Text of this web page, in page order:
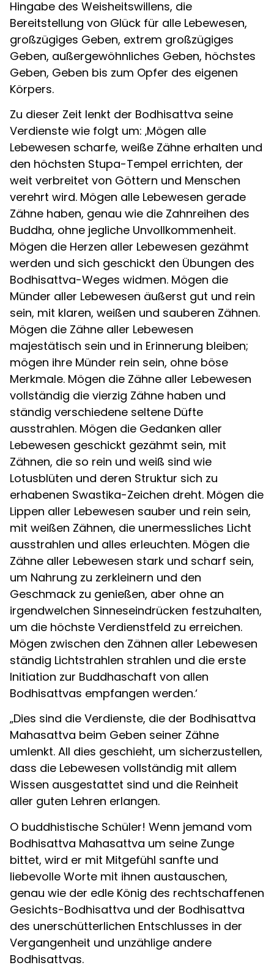
Hingabe des Weisheitswillens, die
Bereitstellung von Glück für alle Lebewesen,
großzügiges Geben, extrem großzügiges
Geben, außergewöhnliches Geben, höchstes
Geben, Geben bis zum Opfer des eigenen
Körpers.
Zu dieser Zeit lenkt der Bodhisattva seine
Verdienste wie folgt um: ‚Mögen alle
Lebewesen scharfe, weiße Zähne erhalten und
den höchsten Stupa-Tempel errichten, der
weit verbreitet von Göttern und Menschen
verehrt wird. Mögen alle Lebewesen gerade
Zähne haben, genau wie die Zahnreihen des
Buddha, ohne jegliche Unvollkommenheit.
Mögen die Herzen aller Lebewesen gezähmt
werden und sich geschickt den Übungen des
Bodhisattva-Weges widmen. Mögen die
Münder aller Lebewesen äußerst gut und rein
sein, mit klaren, weißen und sauberen Zähnen.
Mögen die Zähne aller Lebewesen
majestätisch sein und in Erinnerung bleiben;
mögen ihre Münder rein sein, ohne böse
Merkmale. Mögen die Zähne aller Lebewesen
vollständig die vierzig Zähne haben und
ständig verschiedene seltene Düfte
ausstrahlen. Mögen die Gedanken aller
Lebewesen geschickt gezähmt sein, mit
Zähnen, die so rein und weiß sind wie
Lotusblüten und deren Struktur sich zu
erhabenen Swastika-Zeichen dreht. Mögen die
Lippen aller Lebewesen sauber und rein sein,
mit weißen Zähnen, die unermessliches Licht
ausstrahlen und alles erleuchten. Mögen die
Zähne aller Lebewesen stark und scharf sein,
um Nahrung zu zerkleinern und den
Geschmack zu genießen, aber ohne an
irgendwelchen Sinneseindrücken festzuhalten,
um die höchste Verdienstfeld zu erreichen.
Mögen zwischen den Zähnen aller Lebewesen
ständig Lichtstrahlen strahlen und die erste
Initiation zur Buddhaschaft von allen
Bodhisattvas empfangen werden.‘
„Dies sind die Verdienste, die der Bodhisattva
Mahasattva beim Geben seiner Zähne
umlenkt. All dies geschieht, um sicherzustellen,
dass die Lebewesen vollständig mit allem
Wissen ausgestattet sind und die Reinheit
aller guten Lehren erlangen.
O buddhistische Schüler! Wenn jemand vom
Bodhisattva Mahasattva um seine Zunge
bittet, wird er mit Mitgefühl sanfte und
liebevolle Worte mit ihnen austauschen,
genau wie der edle König des rechtschaffenen
Gesichts-Bodhisattva und der Bodhisattva
des unerschütterlichen Entschlusses in der
Vergangenheit und unzählige andere
Bodhisattvas.